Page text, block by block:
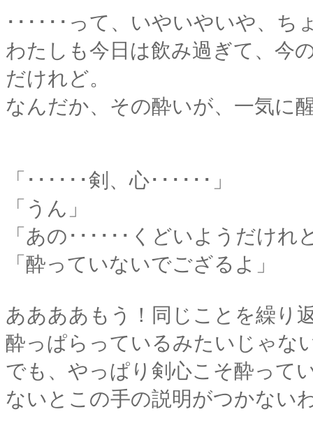
･･････って、いやいやいや、ち
わたしも今日は飲み過ぎて、今
だけれど。
なんだか、その酔いが、一気に
「･･････剣、心･･････」
「うん」
「あの･･････くどいようだけ
「酔っていないでござるよ」
ああああもう！同じことを繰り
酔っぱらっているみたいじゃな
でも、やっぱり剣心こそ酔って
ないとこの手の説明がつかない